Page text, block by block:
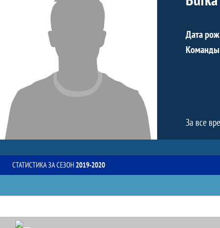
Дата
За все
СТАТИСТИКА ЗА СЕЗОН 2019-2020